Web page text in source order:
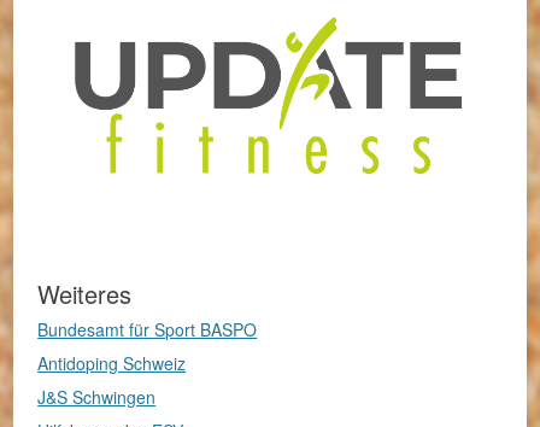
Weiteres
Bundesamt für Sport BASPO
Antidoping Schweiz
J&S Schwingen